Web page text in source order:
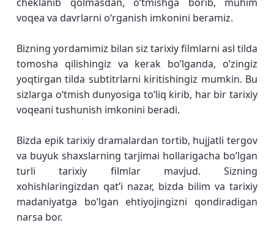
voqea va davrlarni oʻrganish imkonini beramiz.
Bizning yordamimiz bilan siz tarixiy filmlarni asl tilda
tomosha qilishingiz va kerak bo’lganda, o’zingiz
yoqtirgan tilda subtitrlarni kiritishingiz mumkin. Bu
sizlarga oʻtmish dunyosiga toʻliq kirib, har bir tarixiy
voqeani tushunish imkonini beradi.
Bizda epik tarixiy dramalardan tortib, hujjatli tergov
va buyuk shaxslarning tarjimai hollarigacha bo’lgan
turli tarixiy filmlar mavjud. Sizning
xohishlaringizdan qat’i nazar, bizda bilim va tarixiy
madaniyatga bo’lgan ehtiyojingizni qondiradigan
narsa bor.